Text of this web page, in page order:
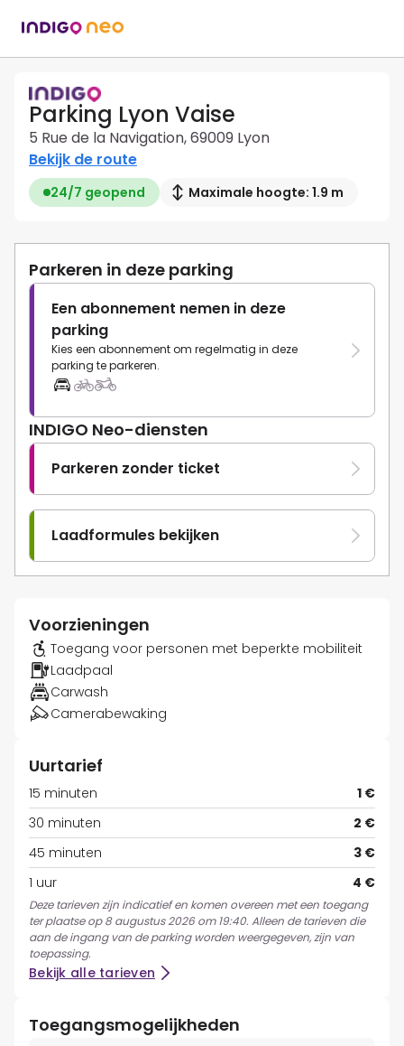
Parking Lyon Vaise
5 Rue de la Navigation, 69009 Lyon
Bekijk de route
24/7 geopend Maximale hoogte: 1.9 m
Parkeren in deze parking
Een abonnement nemen in deze
parking
Kies een abonnement om regelmatig in deze
parking te parkeren.
INDIGO Neo-diensten
Parkeren zonder ticket
Laadformules bekijken
Voorzieningen
Toegang voor personen met beperkte mobiliteit
Laadpaal
Carwash
Camerabewaking
Uurtarief
15 minuten
1 €
30 minuten
2 €
45 minuten
3 €
1 uur
4 €
Deze tarieven zijn indicatief en komen overeen met een toegang
ter plaatse op 8 augustus 2026 om 19:40. Alleen de tarieven die
aan de ingang van de parking worden weergegeven, zijn van
toepassing.
Bekijk alle tarieven
Toegangsmogelijkheden